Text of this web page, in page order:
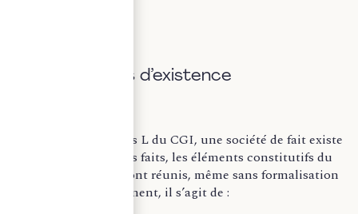
A. Les critères d’existence
Selon l’article 238 bis L du CGI, une société de fait existe
dès lors que, dans les faits, les éléments constitutifs du
contrat de société sont réunis, même sans formalisation
juridique. Concrètement, il s’agit de :